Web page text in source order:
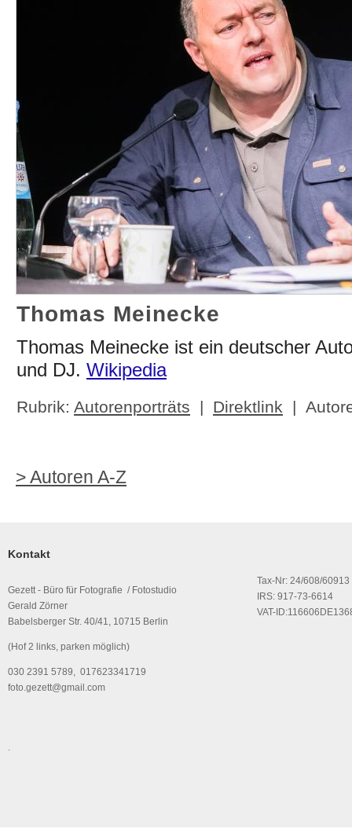
Thomas Meinecke
Thomas Meinecke ist ein deutscher
und DJ. Wikipedia
Rubrik: Autorenporträts | Direktlink |
> Autoren A-Z
Kontakt
Gezett - Büro für Fotografie / Fotostudio
Gerald Zörner
Babelsberger Str. 40/41, 10715 Berlin
(Hof 2 links, parken möglich)
030 2391 5789, 017623341719
foto.gezett@gmail.com
Tax-Nr: 24/608/60913
IRS: 917-73-6614
VAT-
.